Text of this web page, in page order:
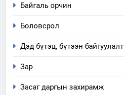
Байгаль орчин
Боловсрол
Дэд бүтэц, бүтээн байгуулалт
Зар
Засаг даргын захирамж